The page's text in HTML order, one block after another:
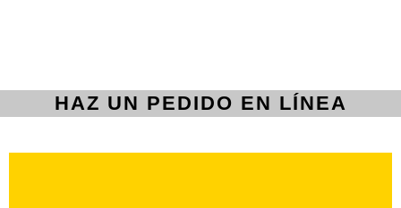
HAZ UN PEDIDO EN LÍNEA